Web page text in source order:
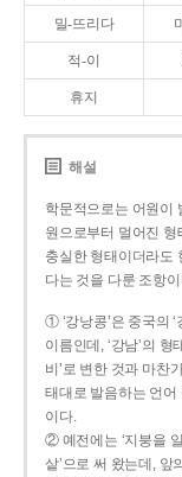
밀-뜨리다
적-이
휴지
해설
학문적으로는 어원이
원으로부터 멀어진 형
충실한 형태이더라도
다는 것을 다룬 조항
① ‘강낭콩’은 중국의
이름인데, ‘강남’의 형
비’로 변한 것과 마찬
태대로 발음하는 언어
이다.
② 예전에는 ‘지붕을
샅’으로 써 왔는데, 앞